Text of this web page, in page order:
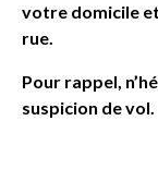
votre domicile
rue.
Pour rappel,
suspicion de vol.